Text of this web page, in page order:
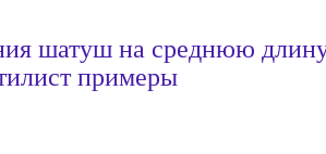
шатуш на среднюю
примеры